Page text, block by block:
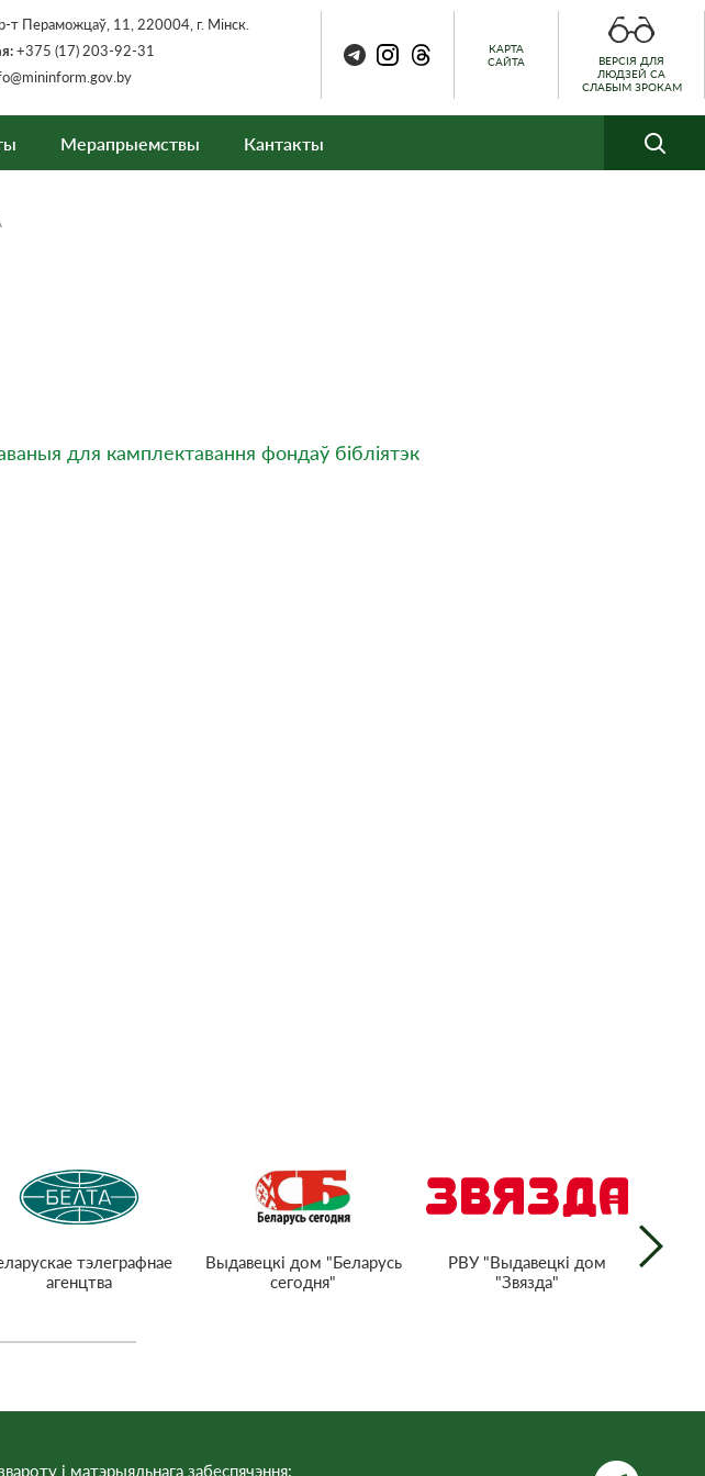
т Пераможцаў, 11, 220004, г. Мінск.
:+375 (17) 203-92-31
КАРТА
САЙТА
ВЕРСІЯ ДЛЯ
ЛЮДЗЕЙ СА
СЛАБЫМ ЗРОКАМ
Мерапрыемствы Кантакты
для камплектавання фондаў бібліятэк
тэлеграфнае
агенцтва
Выдавецкі дом "Беларусь
сегодня"
РВУ "Выдавецкі дом
"Звязда"
і матэрыяльнага забеспячэння: